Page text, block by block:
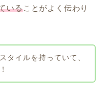
いることがよく伝わり
タイルを持っていて、